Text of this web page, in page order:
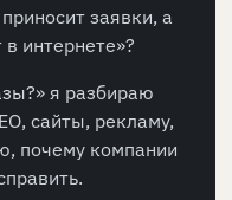
заявки, а
интернете»?
я разбираю
сайты, рекламу,
почему компании